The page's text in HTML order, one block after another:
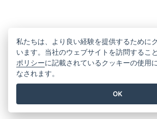
私たちは、より良い経験を提供するために
います。当社のウェブサイトを訪問すること
ポリシーに記載されているクッキーの使用
なされます。
OK